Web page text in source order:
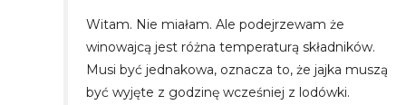
Witam. Nie miałam. Ale podejrzewam że
winowajcą jest różna temperaturą składników.
Musi być jednakowa, oznacza to, że jajka muszą
być wyjęte z godzinę wcześniej z lodówki.